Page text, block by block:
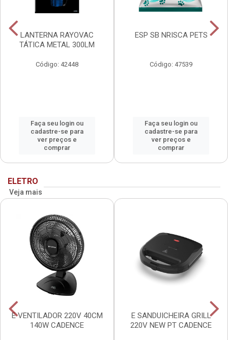
LANTERNA RAYOVAC
TÁTICA METAL 300LM
Código: 42448
Faça seu login ou
cadastre-se para
ver preços e
comprar
ESP SB NRISCA PETS
Código: 47539
Faça seu login ou
cadastre-se para
ver preços e
comprar
ELETRO
Veja mais
E VENTILADOR 220V 40CM
140W CADENCE
E SANDUICHEIRA GRILL
220V NEW PT CADENCE